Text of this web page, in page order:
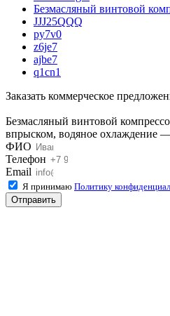
Безмасляный винтовой
JJJ25QQQ
py7v0
z6je7
ajbe7
q1cn1
Заказать коммерческое
Безмасляный винтовой
впрыском, водяное охлаждение
ФИО
Телефон
Email
Я принимаю Политику
Отправить